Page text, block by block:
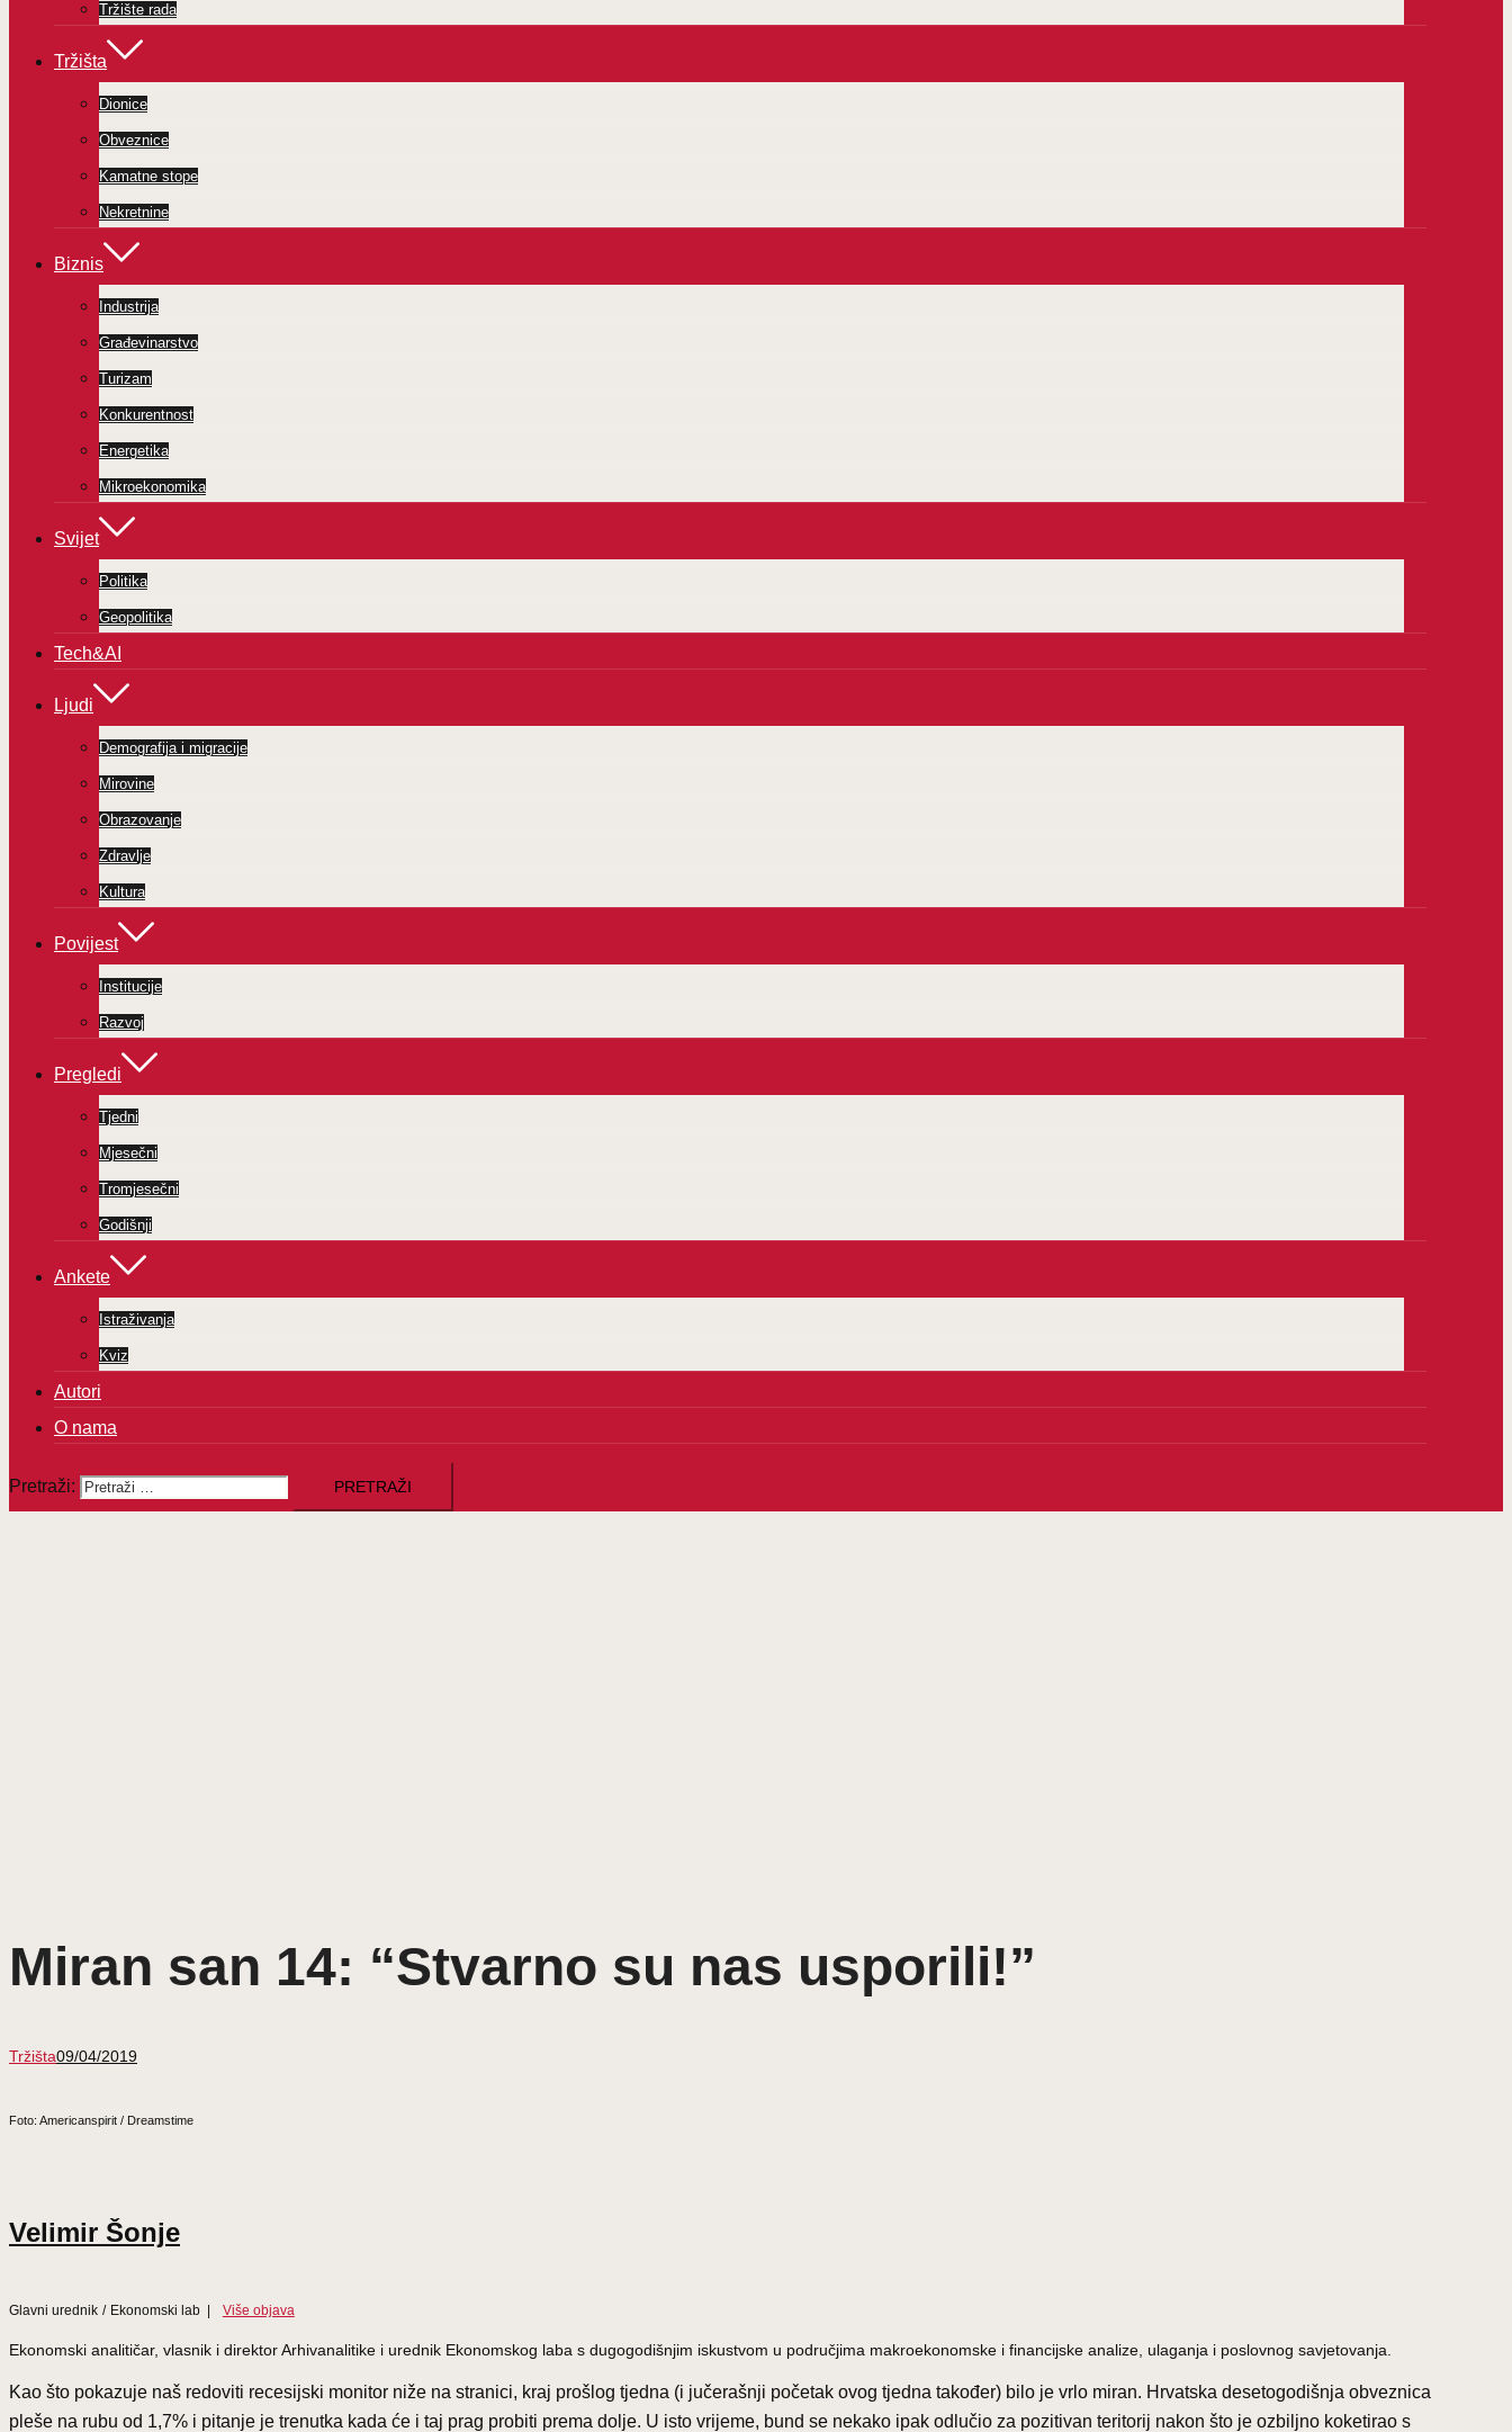
Tržište rada
Tržišta
Dionice
Obveznice
Kamatne stope
Nekretnine
Biznis
Industrija
Građevinarstvo
Turizam
Konkurentnost
Energetika
Mikroekonomika
Svijet
Politika
Geopolitika
Tech&AI
Ljudi
Demografija i migracije
Mirovine
Obrazovanje
Zdravlje
Kultura
Povijest
Institucije
Razvoj
Pregledi
Tjedni
Mjesečni
Tromjesečni
Godišnji
Ankete
Istraživanja
Kviz
Autori
O nama
Pretraži:
Miran san 14: “Stvarno su nas usporili!”
Tržišta09/04/2019
Foto: Americanspirit / Dreamstime
Velimir Šonje
Glavni urednik / Ekonomski lab | Više objava
Ekonomski analitičar, vlasnik i direktor Arhivanalitike i urednik Ekonomskog laba s dugogodišnjim iskustvom u područjima makroekonomske i financijske analize, ulaganja i poslovnog savjetovanja.
Kao što pokazuje naš redoviti recesijski monitor niže na stranici, kraj prošlog tjedna (i jučerašnji početak ovog tjedna također) bilo je vrlo miran. Hrvatska desetogodišnja obveznica
pleše na rubu od 1,7% i pitanje je trenutka kada će i taj prag probiti prema dolje. U isto vrijeme, bund se nekako ipak odlučio za pozitivan teritorij nakon što je ozbiljno koketirao s